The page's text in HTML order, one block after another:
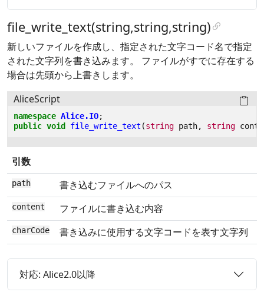
file_write_text(string,string,string)
新しいファイルを作成し、指定された文字コード名で指定
された文字列を書き込みます。 ファイルがすでに存在する
場合は先頭から上書きします。
AliceScript
namespace Alice.IO;
public void file_write_text (string path, string
引数
path 書き込むファイルへのパス
content ファイルに書き込む内容
charCode 書き込みに使用する文字コードを表す文字列
対応: Alice2.0以降